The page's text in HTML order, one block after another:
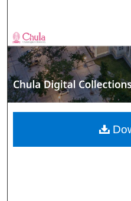
Browse
My
Digital